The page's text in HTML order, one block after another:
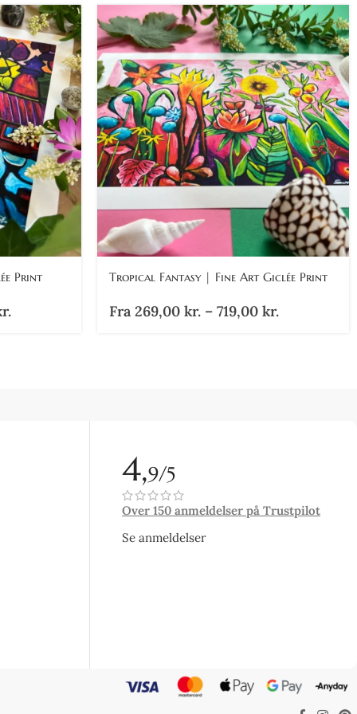
Print Tropical Fantasy | Fine Art Giclée Print
Fra 269,00 kr. – 719,00 kr.
4,9/5
Over 150 anmeldelser på Trustpilot
Se anmeldelser